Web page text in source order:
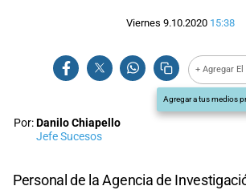
Viernes 9.10.2020 15:38
+ Agregar
Agregar a tus medios
Por:Danilo Chiapello
Jefe Sucesos
Personal de la Agencia de